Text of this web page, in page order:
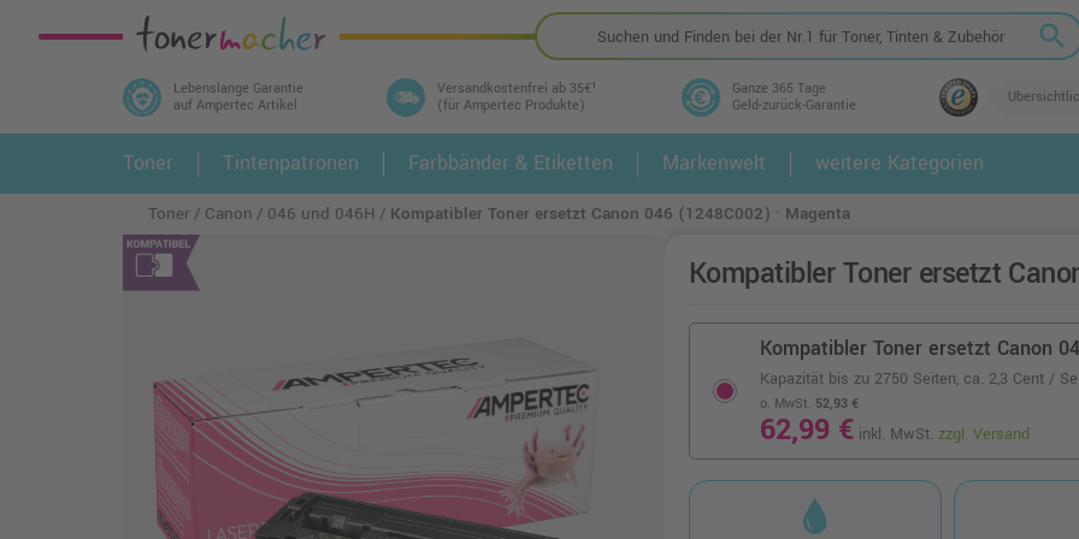
search
Lebenslange Garantie
auf Ampertec Artikel
Versandkostenfrei ab 35€¹
(für Ampertec Produkte)
Ganze 365 Tage
Geld-zurück-Garantie
In 3 einfachen Schritten ihr Druckermodell
und alle dazu passenden Artikel finden ➤ 1. 2.
Toner Tintenpatronen Farbbänder & Etiketten Markenwelt weitere Kategorien
Toner Canon 046 und 046H Kompatibler Toner ersetzt Canon 046 (1248C002) · Magenta
Kompatibler Toner ersetzt
Kompatibler Toner ersetzt Canon
Kapazität bis zu 2750 Seiten, ca. 2,3 Cent /
o. MwSt. 52,93 €
62,99 € inkl. MwSt. zzgl. Versand